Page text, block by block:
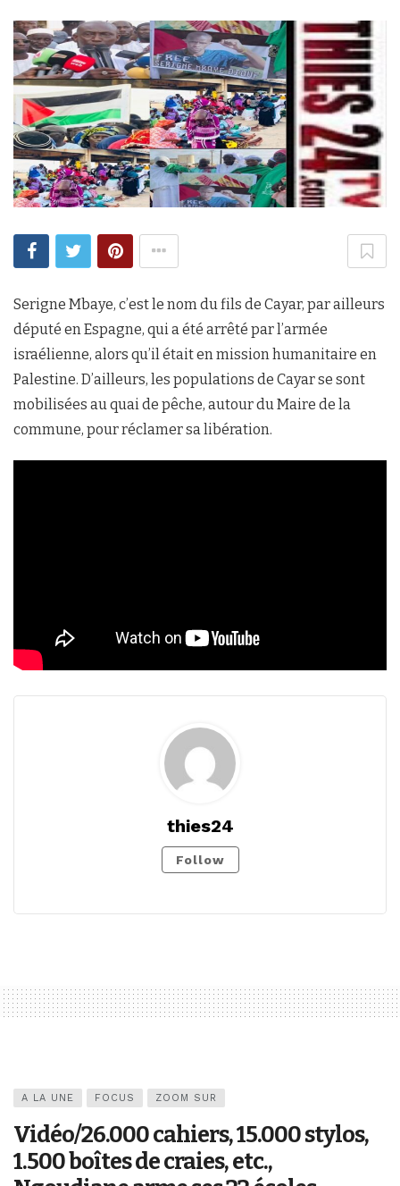
Serigne Mbaye, c’est le nom du fils de Cayar, par ailleurs
député en Espagne, qui a été arrêté par l’armée
israélienne, alors qu’il était en mission humanitaire en
Palestine. D’ailleurs, les populations de Cayar se sont
mobilisées au quai de pêche, autour du Maire de la
commune, pour réclamer sa libération.
thies24
Follow
A LA UNE FOCUS ZOOM SUR
Vidéo/26.000 cahiers, 15.000 stylos,
1.500 boîtes de craies, etc.,